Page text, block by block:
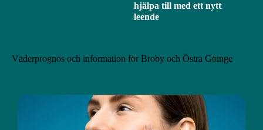
hjälpa till med ett nytt
leende
Väderprognos och information för Broby och Östra Göinge